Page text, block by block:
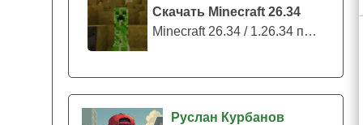
Скачать Minecraft 26.34
Minecraft 26.34 / 1.26.34 представляе...
Руслан Курбанов